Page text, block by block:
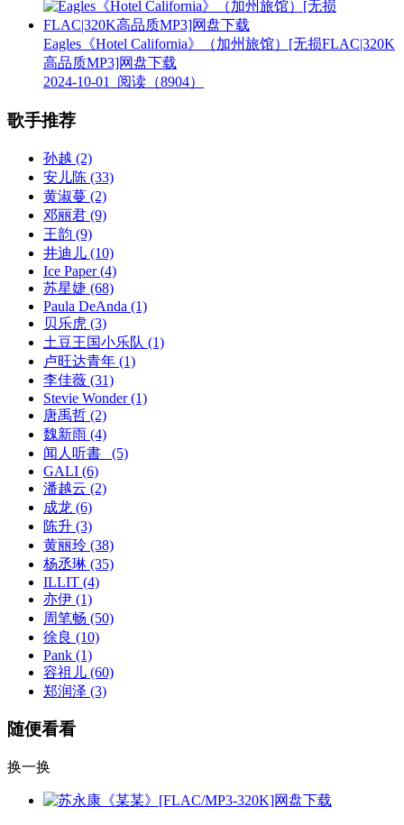
Eagles《Hotel California》（加州旅馆）[无损FLAC|320K
高品质MP3]网盘下载
2024-10-01
阅读（8904）
歌手推荐
孙越 (2)
安儿陈 (33)
黄淑蔓 (2)
邓丽君 (9)
王韵 (9)
井迪儿 (10)
Ice Paper(4)
苏星婕 (68)
Paula DeAnda (1)
贝乐虎 (3)
土豆王国小乐队 (1)
卢旺达青年 (1)
李佳薇 (31)
Stevie Wonder(1)
唐禹哲 (2)
魏新雨 (4)
闻人听書_
(5)
GALI (6)
潘越云 (2)
成龙 (6)
陈升 (3)
黄丽玲 (38)
杨丞琳 (35)
ILLIT (4)
亦伊 (1)
周笔畅 (50)
徐良 (10)
Pank (1)
容祖儿 (60)
郑润泽 (3)
随便看看
换一换